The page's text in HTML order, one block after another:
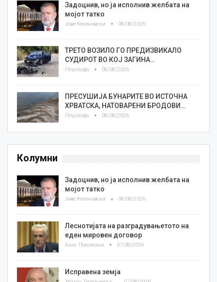
Задоцнив, но ја исполнив желбата на
мојот татко
Јове Кекеновски 08/08/2026
ТРЕТО ВОЗИЛО ГО ПРЕДИЗВИКАЛО
СУДИРОТ ВО КОЈ ЗАГИНА…
Плусинфо 08/08/2026
ПРЕСУШИЈА БУНАРИТЕ ВО ИСТОЧНА
ХРВАТСКА, НАТОВАРЕНИ БРОДОВИ…
Плусинфо 08/08/2026
Колумни
Задоцнив, но ја исполнив желбата на
мојот татко
Јове Кекеновски 08/08/2026
Леснотијата на разградувањетото на
еден мировен договор
Азис Положани 07/08/2026
Исправена земја